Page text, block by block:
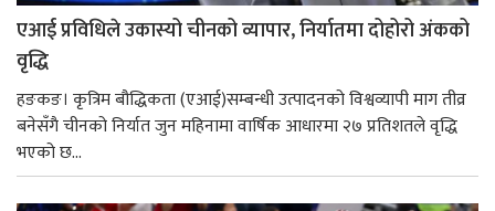
एआई प्रविधिले उकास्यो चीनको व्यापार, निर्यातमा दोहोरो अंकको
वृद्धि
हङकङ। कृत्रिम बौद्धिकता (एआई)सम्बन्धी उत्पादनको विश्वव्यापी माग तीव्र
बनेसँगै चीनको निर्यात जुन महिनामा वार्षिक आधारमा २७ प्रतिशतले वृद्धि
भएको छ...